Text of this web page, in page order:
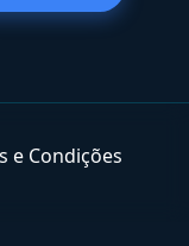
e Condições